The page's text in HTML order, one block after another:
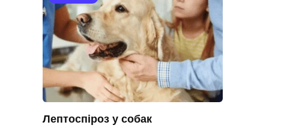
Лептоспіроз у собак